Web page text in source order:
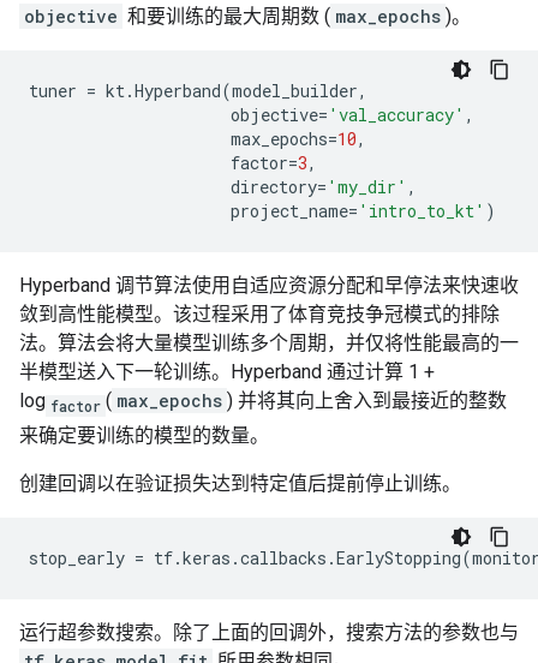
objective 和要训练的最大周期数 ( max_epochs )。
tuner = kt.Hyperband(model_builder,
objective= 'val_accuracy' ,
max_epochs=10,
factor=3,
directory= 'my_dir' ,
project_name= 'intro_to_kt' )
Hyperband 调节算法使用自适应资源分配和早停法来快速收
敛到高性能模型。该过程采用了体育竞技争冠模式的排除
法。算法会将大量模型训练多个周期，并仅将性能最高的一
半模型送入下一轮训练。Hyperband 通过计算 1 +
log factor ( max_epochs ) 并将其向上舍入到最接近的整数
来确定要训练的模型的数量。
创建回调以在验证损失达到特定值后提前停止训练。
stop_early = tf.keras .callbacks .EarlyStopping(
运行超参数搜索。除了上面的回调外，搜索方法的参数也与